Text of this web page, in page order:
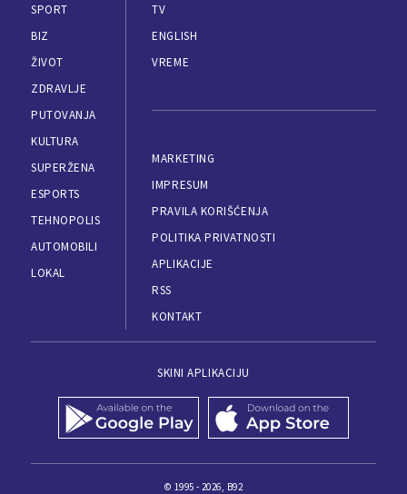
SPORT
BIZ
ŽIVOT
ZDRAVLJE
PUTOVANJA
KULTURA
SUPERŽENA
ESPORTS
TEHNOPOLIS
AUTOMOBILI
LOKAL
TV
ENGLISH
VREME
MARKETING
IMPRESUM
PRAVILA KORIŠĆENJA
POLITIKA PRIVATNOSTI
APLIKACIJE
RSS
KONTAKT
SKINI APLIKACIJU
© 1995 - 2026, B92